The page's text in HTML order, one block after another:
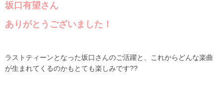
坂口有望さん
ありがとうございました！
ラストティーンとなった坂口さんのご活躍と、これからどんな楽曲
が生まれてくるのかもとても楽しみです??